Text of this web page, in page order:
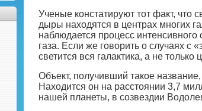
Ученые констатируют тот факт, что
дыры находятся в центрах многих
наблюдается процесс
газа. Если же говорить о случаях с
светится вся галактика, а не только
Объект, получивший такое
Находится он на расстоянии 3,7
нашей планеты, в созвездии